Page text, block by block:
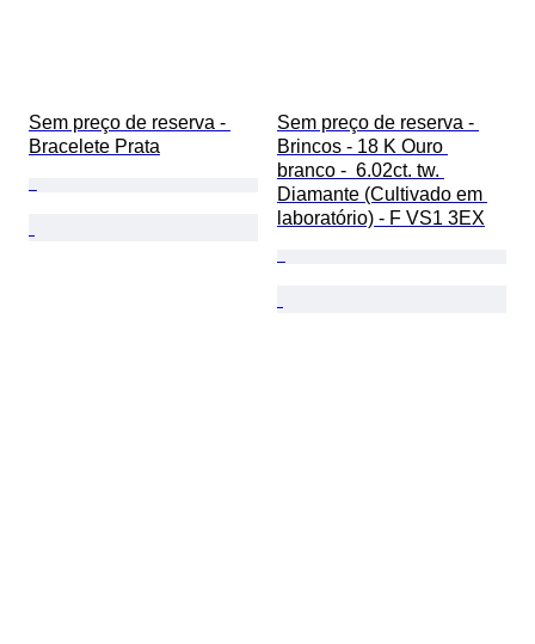
Sem preço de reserva -
Bracelete Prata
Sem preço de reserva -
Brincos - 18 K Ouro
branco -  6.02ct. tw.
Diamante (Cultivado em
laboratório) - F VS1 3EX